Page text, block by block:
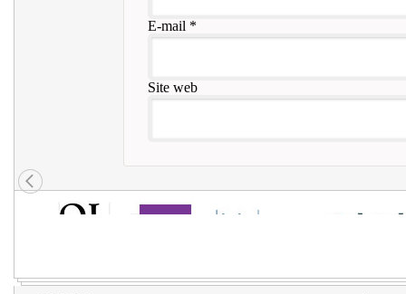
E-mail *
Site web